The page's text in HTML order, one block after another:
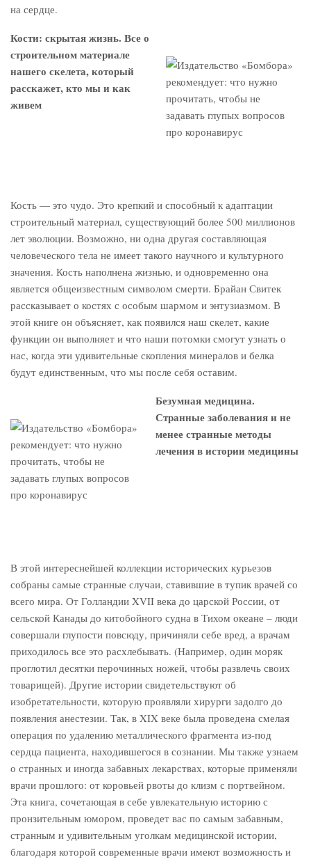
на сердце.
Кости: скрытая жизнь. Все о
строительном материале
нашего скелета, который
расскажет, кто мы и как
живем
Кость — это чудо. Это крепкий и способный к адаптации
строительный материал, существующий более 500 миллионов
лет эволюции. Возможно, ни одна другая составляющая
человеческого тела не имеет такого научного и культурного
значения. Кость наполнена жизнью, и одновременно она
является общеизвестным символом смерти. Брайан Свитек
рассказывает о костях с особым шармом и энтузиазмом. В
этой книге он объясняет, как появился наш скелет, какие
функции он выполняет и что наши потомки смогут узнать о
нас, когда эти удивительные скопления минералов и белка
будут единственным, что мы после себя оставим.
Безумная медицина.
Странные заболевания и не
менее странные методы
лечения в истории медицины
В этой интереснейшей коллекции исторических курьезов
собраны самые странные случаи, ставившие в тупик врачей со
всего мира. От Голландии XVII века до царской России, от
сельской Канады до китобойного судна в Тихом океане – люди
совершали глупости повсюду, причиняли себе вред, а врачам
приходилось все это расхлебывать. (Например, один моряк
проглотил десятки перочинных ножей, чтобы развлечь своих
товарищей). Другие истории свидетельствуют об
изобретательности, которую проявляли хирурги задолго до
появления анестезии. Так, в XIX веке была проведена смелая
операция по удалению металлического фрагмента из-под
сердца пациента, находившегося в сознании. Мы также узнаем
о странных и иногда забавных лекарствах, которые применяли
врачи прошлого: от коровьей рвоты до клизм с портвейном.
Эта книга, сочетающая в себе увлекательную историю с
пронзительным юмором, проведет вас по самым забавным,
странным и удивительным уголкам медицинской истории,
благодаря которой современные врачи имеют возможность и